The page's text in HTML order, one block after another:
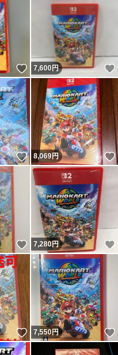
いいね！
7,600円
いいね！
8,069円
いいね！
7,280円
いいね！
7,550円